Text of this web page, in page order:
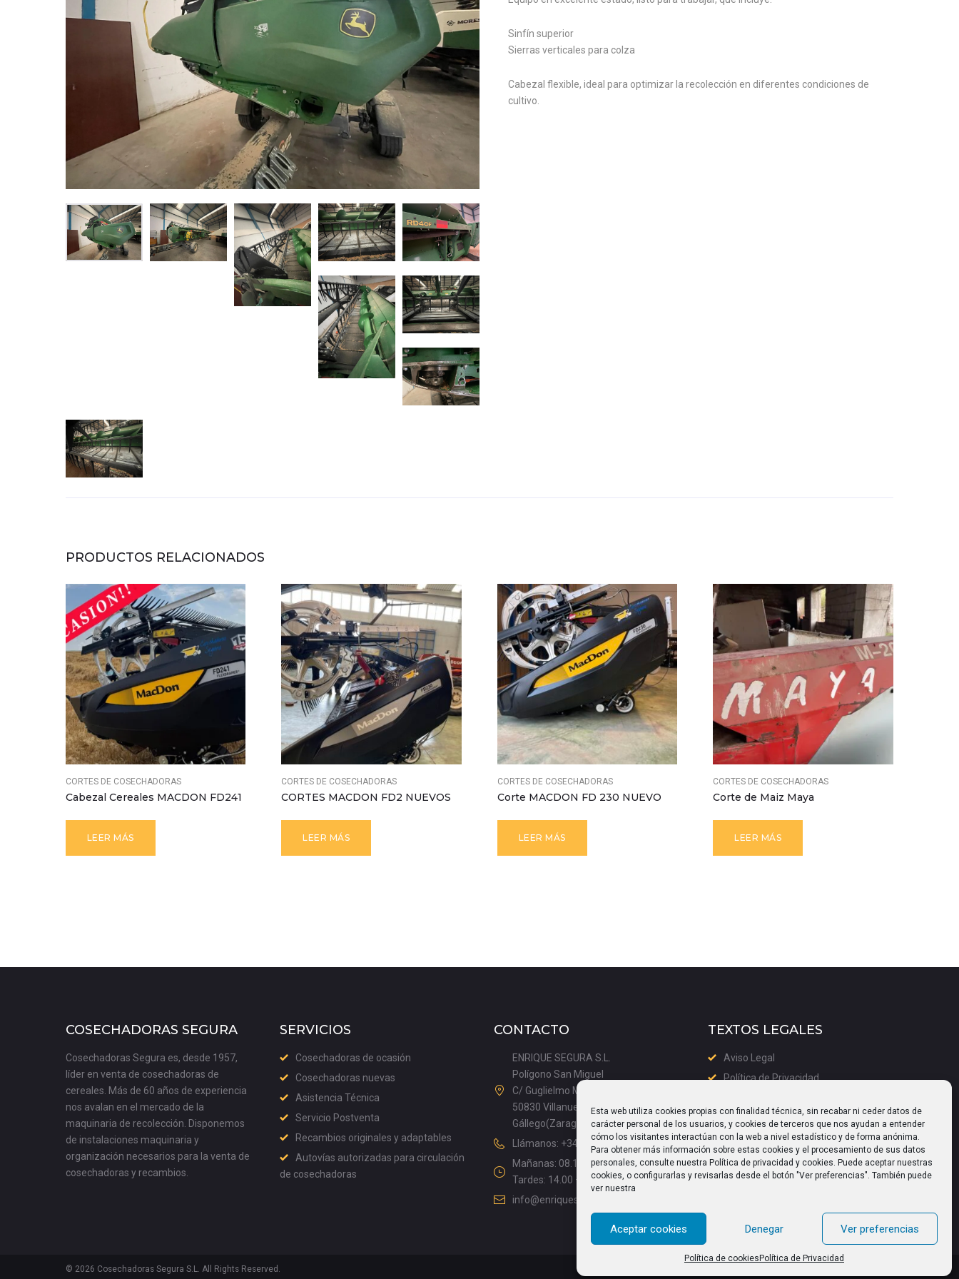
Esta web utiliza cookies propias con finalidad técnica, sin recabar ni ceder datos de
carácter personal de los usuarios, y cookies de terceros que nos ayudan a entender
cómo los visitantes interactúan con la web a nivel estadístico y de forma anónima.
Para obtener más información sobre estas cookies y el procesamiento de sus datos
personales, consulte nuestra Política de privacidad y cookies. Puede aceptar nuestras
cookies, o configurarlas y revisarlas desde el botón "Ver preferencias". También puede
ver nuestra
Aceptar cookies Denegar Ver preferencias
Política de cookies Política de Privacidad
Sinfín superior
Sierras verticales para colza
Cabezal flexible, ideal para optimizar la recolección en diferentes condiciones de
cultivo.
PRODUCTOS RELACIONADOS
CORTES DE COSECHADORAS
Cabezal Cereales MACDON FD241
LEER MÁS
CORTES DE COSECHADORAS
CORTES MACDON FD2 NUEVOS
LEER MÁS
CORTES DE COSECHADORAS
Corte MACDON FD 230 NUEVO
LEER MÁS
CORTES DE COSECHADORAS
Corte de Maiz Maya
LEER MÁS
COSECHADORAS SEGURA
Cosechadoras Segura es, desde 1957,
líder en venta de cosechadoras de
cereales. Más de 60 años de experiencia
nos avalan en el mercado de la
maquinaria de recolección. Disponemos
de instalaciones maquinaria y
organización necesarios para la venta de
cosechadoras y recambios.
SERVICIOS
Cosechadoras de ocasión
Cosechadoras nuevas
Asistencia Técnica
Servicio Postventa
Recambios originales y adaptables
Autovías autorizadas para circulación
de cosechadoras
CONTACTO
ENRIQUE SEGURA S.L.
Polígono San Miguel
C/ Guglielmo Marconi, 9
50830 Villanueva de
Gállego(Zaragoza), España
Llámanos: +34 976 18 50 20
Mañanas: 08.15 – 13.00
Tardes: 14.00 – 17.15
info@enriquesegura.com
TEXTOS LEGALES
Aviso Legal
Política de Privacidad
© 2026 Cosechadoras Segura S.L. All Rights Reserved.